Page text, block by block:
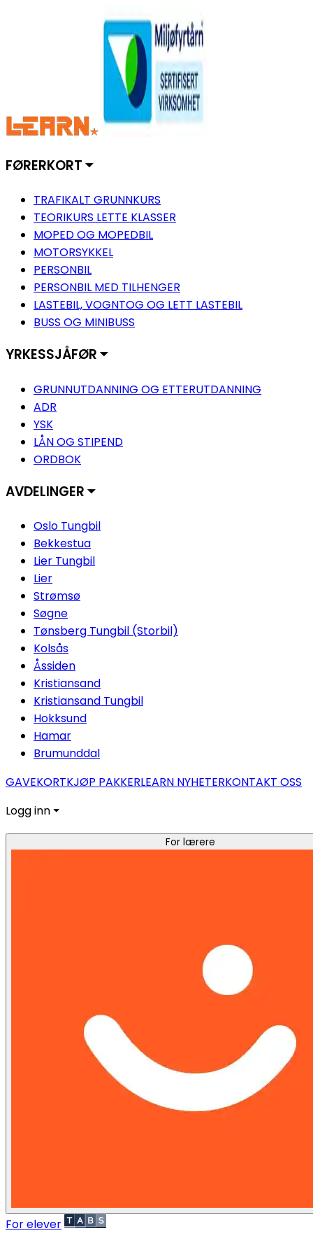
FØRERKORT ⏷
TRAFIKALT GRUNNKURS
TEORIKURS LETTE KLASSER
MOPED OG MOPEDBIL
MOTORSYKKEL
PERSONBIL
PERSONBIL MED TILHENGER
LASTEBIL, VOGNTOG OG LETT LASTEBIL
BUSS OG MINIBUSS
YRKESSJÅFØR ⏷
GRUNNUTDANNING OG ETTERUTDANNING
ADR
YSK
LÅN OG STIPEND
ORDBOK
AVDELINGER ⏷
Oslo Tungbil
Bekkestua
Lier Tungbil
Lier
Strømsø
Søgne
Tønsberg Tungbil (Storbil)
Kolsås
Åssiden
Kristiansand
Kristiansand Tungbil
Hokksund
Hamar
Brumunddal
GAVEKORTKJØP PAKKERLEARN NYHETERKONTAKT OSS
Logg inn ⏷
For lærere
For elever